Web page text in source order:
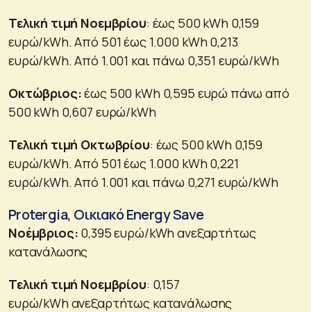
Τελική τιμή Νοεμβρίου: έως 500 kWh 0,159
ευρώ/kWh. Από 501 έως 1.000 kWh 0,213
ευρώ/kWh. Από 1.001 και πάνω 0,351 ευρώ/kWh
Οκτώβριος:έως 500 kWh 0,595 ευρώ πάνω από
500 kWh 0,607 ευρώ/kWh
Τελική τιμή Οκτωβρίου: έως 500 kWh 0,159
ευρώ/kWh. Από 501 έως 1.000 kWh 0,221
ευρώ/kWh. Από 1.001 και πάνω 0,271 ευρώ/kWh
Protergia, Οικιακό Energy Save
Νοέμβριος: 0,395 ευρώ/kWh ανεξαρτήτως
κατανάλωσης
Τελική τιμή Νοεμβρίου: 0,157
ευρώ/kWh ανεξαρτήτως κατανάλωσης